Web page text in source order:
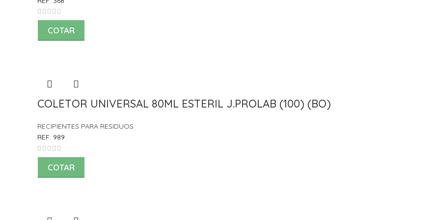
COTAR
COLETOR UNIVERSAL 80ML ESTERIL J.PROLAB (100) (BO)
RECIPIENTES PARA RESIDUOS
REF: 989
COTAR